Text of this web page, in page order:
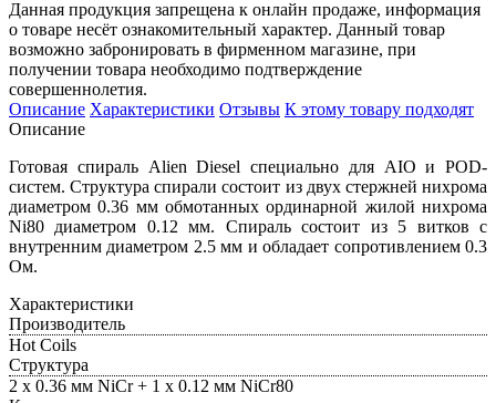
Данная продукция запрещена к онлайн продаже, информация
о товаре несёт ознакомительный характер. Данный товар
возможно забронировать в фирменном магазине, при
получении товара необходимо подтверждение
совершеннолетия.
Описание Характеристики Отзывы К этому товару подходят
Описание
Готовая спираль Alien Diesel специально для AIO и POD-
систем. Структура спирали состоит из двух стержней нихрома
диаметром 0.36 мм обмотанных ординарной жилой нихрома
Ni80 диаметром 0.12 мм. Спираль состоит из 5 витков с
внутренним диаметром 2.5 мм и обладает сопротивлением 0.3
Ом.
Характеристики
Производитель
Hot Coils
Структура
2 х 0.36 мм NiCr + 1 х 0.12 мм NiCr80